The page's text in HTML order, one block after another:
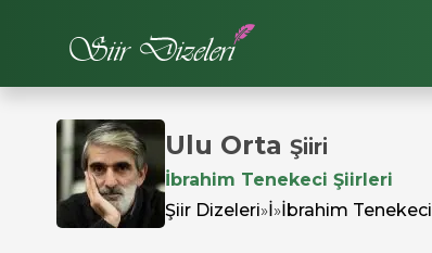
Ulu Orta Şiiri
İbrahim Tenekeci Şiirleri
Şiir Dizeleri»İ»İbrahim Tenekeci